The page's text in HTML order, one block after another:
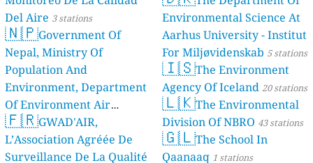
Del Aire 3 stations
🇳🇵Government Of
Nepal, Ministry Of
Population And
Environment, Department
Of Environment Air
Quality Monitoring
stations
🇫🇷GWAD'AIR,
L’Association Agréée De
Surveillance De La Qualité
Environmental Science At
Aarhus University - Institut
For Miljøvidenskab 5 stations
🇮🇸The Environment
Agency Of Iceland 20 stations
🇱🇰The Environmental
Division Of NBRO 43 stations
🇬🇱The School In
Qaanaaq 1 stations